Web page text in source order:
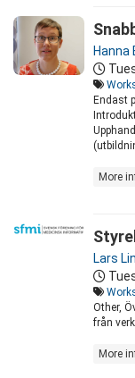
Hanna
Endast
More
Lars
Other,
från
More